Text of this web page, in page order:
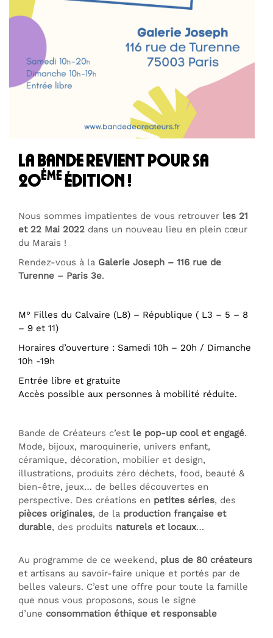
la bande revient pour sa
20èmeédition !
Nous sommes impatientes de vous retrouver les 21
et 22 Mai 2022 dans un nouveau lieu en plein cœur
du Marais !
Rendez-vous à la Galerie Joseph – 116 rue de
Turenne – Paris 3e.
M° Filles du Calvaire (L8) – République ( L3 – 5 – 8
– 9 et 11)
Horaires d’ouverture : Samedi 10h – 20h / Dimanche
10h -19h
Entrée libre et gratuite
Accès possible aux personnes à mobilité réduite.
Bande de Créateurs c’est le pop-up cool et engagé.
Mode, bijoux, maroquinerie, univers enfant,
céramique, décoration, mobilier et design,
illustrations, produits zéro déchets, food, beauté &
bien-être, jeux… de belles découvertes en
perspective. Des créations en petites séries, des
pièces originales, de la production française et
durable, des produits naturels et locaux…
Au programme de ce weekend, plus de 80 créateurs
et artisans au savoir-faire unique et portés par de
belles valeurs. C’est une offre pour toute la famille
que nous vous proposons, sous le signe
d’une consommation éthique et responsable